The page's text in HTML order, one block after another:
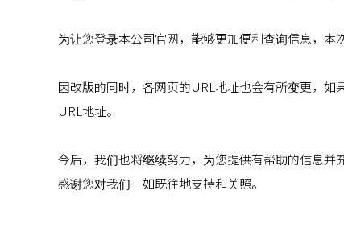
为让您登录本公司官网，能够更加便利查询信息，本
因改版的同时，各网页的URL地址也会有所变更，如
URL地址。
今后，我们也将继续努力，为您提供有帮助的信息并
感谢您对我们一如既往地支持和关照。